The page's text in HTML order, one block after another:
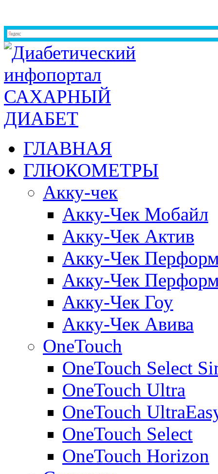
ГЛАВНАЯ
ГЛЮКОМЕТРЫ
Акку-чек
Акку-Чек Мобайл
Акку-Чек Актив
Акку-Чек
Акку-Чек
Акку-Чек Гоу
Акку-Чек Авива
OneTouch
OneTouch Select
OneTouch Ultra
OneTouch
OneTouch Select
OneTouch Horizon